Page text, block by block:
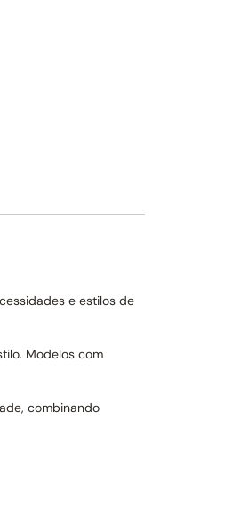
e estilos de
Modelos com
combinando